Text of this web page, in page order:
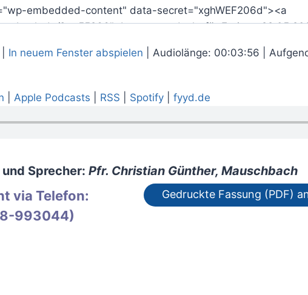
In neuem Fenster abspielen Audiolänge: 00:03:56
Apple Podcasts RSS Spotify fyyd.de
Sprecher: Pfr. Christian Günther, Mauschbach
via Telefon:
993044)
Gedruckte Fassung (PDF)